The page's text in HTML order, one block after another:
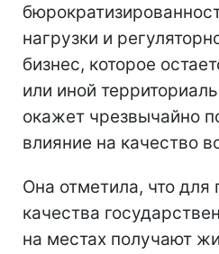
нагрузки и
бизнес, которое
или иной
окажет чрезвычайно
влияние на качество
Она отметила, что
качества
на местах получают